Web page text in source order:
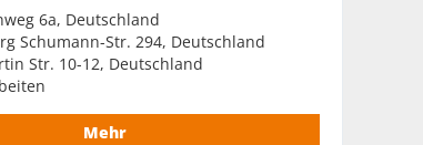
6a, Deutschland
Schumann-Str. 294, Deutschland
Str. 10-12, Deutschland
Mehr